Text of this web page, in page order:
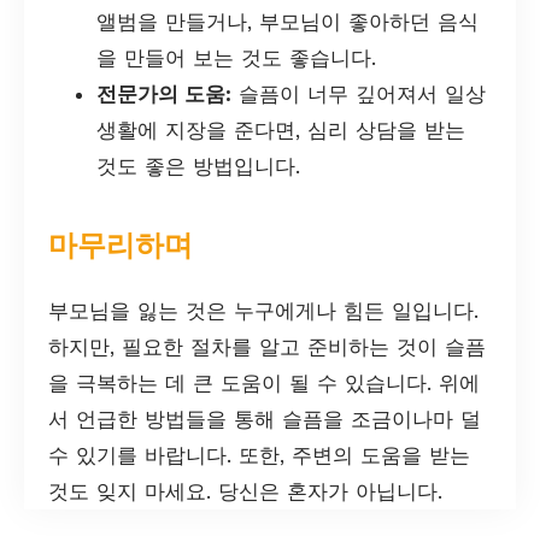
앨범을 만들거나, 부모님이 좋아하던 음식
을 만들어 보는 것도 좋습니다.
전문가의 도움: 슬픔이 너무 깊어져서 일상
생활에 지장을 준다면, 심리 상담을 받는
것도 좋은 방법입니다.
마무리하며
부모님을 잃는 것은 누구에게나 힘든 일입니다.
하지만, 필요한 절차를 알고 준비하는 것이 슬픔
을 극복하는 데 큰 도움이 될 수 있습니다. 위에
서 언급한 방법들을 통해 슬픔을 조금이나마 덜
수 있기를 바랍니다. 또한, 주변의 도움을 받는
것도 잊지 마세요. 당신은 혼자가 아닙니다.